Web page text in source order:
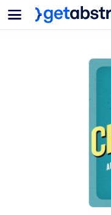
菜单
面向团队与管理者
帮助您的管理者为未
让团队更轻松地共同
培养您的员工应对未来
面向人工智能系统